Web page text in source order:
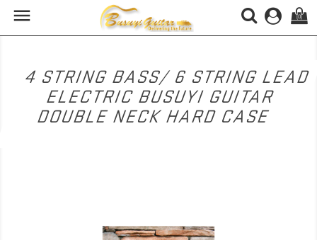
 (0)
4 STRING BASS/ 6 STRING LEAD
ELECTRIC BUSUYI GUITAR
DOUBLE NECK HARD CASE